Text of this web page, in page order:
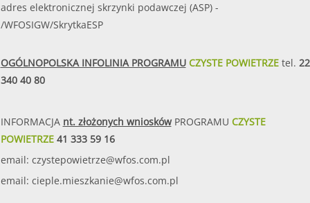
adres elektronicznej skrzynki podawczej (ASP) -
/WFOSIGW/SkrytkaESP
OGÓLNOPOLSKA INFOLINIA PROGRAMUCZYSTE POWIETRZEtel. 22
340 40 80
INFORMACJA nt. złożonych wnioskówPROGRAMU CZYSTE
POWIETRZE41 333 59 16
email: czystepowietrze@wfos.com.pl
email: cieple.mieszkanie@wfos.com.pl